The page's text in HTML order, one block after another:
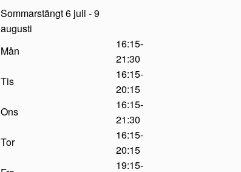
Sommarstängt 6 juli - 9
augusti
Mån
16:15-
21:30
Tis
16:15-
20:15
Ons
16:15-
21:30
Tor
16:15-
20:15
19:15-